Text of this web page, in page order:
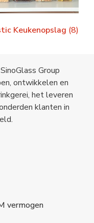
Keukenopslag (8)
Group
ontwikkelen en
het leveren
klanten in
vermogen